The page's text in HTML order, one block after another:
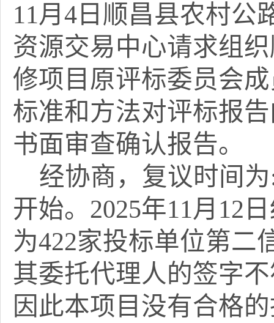
11月4日顺昌县农村公
资源交易中心请求组织
修项目 原评标委员会
标准和方法对评标报
书面审查确认报告。
经协商，复议时间
开始。2025年11月12
为422家投标单位第二
其委托代理人的签字
因此本项目没有合格